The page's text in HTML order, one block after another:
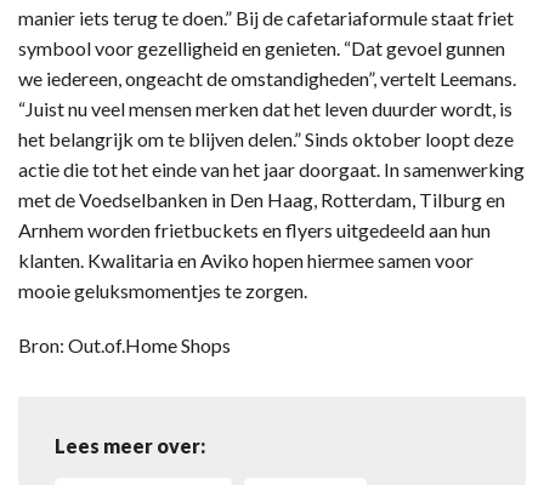
manier iets terug te doen.” Bij de cafetariaformule staat friet
symbool voor gezelligheid en genieten. “Dat gevoel gunnen
we iedereen, ongeacht de omstandigheden”, vertelt Leemans.
“Juist nu veel mensen merken dat het leven duurder wordt, is
het belangrijk om te blijven delen.” Sinds oktober loopt deze
actie die tot het einde van het jaar doorgaat. In samenwerking
met de Voedselbanken in Den Haag, Rotterdam, Tilburg en
Arnhem worden frietbuckets en flyers uitgedeeld aan hun
klanten. Kwalitaria en Aviko hopen hiermee samen voor
mooie geluksmomentjes te zorgen.
Bron: Out.of.Home Shops
Lees meer over: